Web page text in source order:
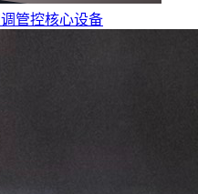
管控核心设备